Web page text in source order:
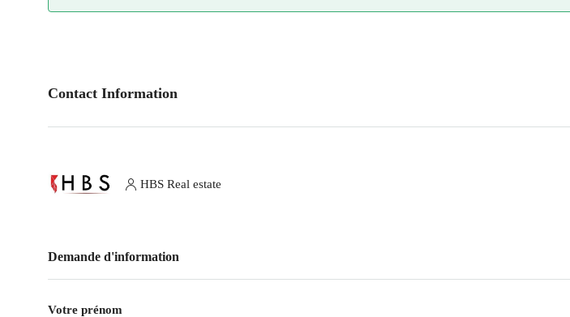
Contact Information
HBS Real estate
Demande d'information
Votre prénom